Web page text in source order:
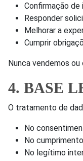
Confirmação
Responder
Melhorar a
Cumprir
Nunca vendemos
4. BASE
O tratamento de
No
No
No legítimo